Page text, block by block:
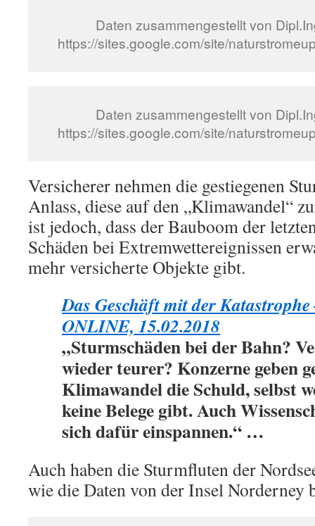
Daten zusammengestellt von
https://sites.google.com/site/
Daten zusammengestellt von
https://sites.google.com/site/
Versicherer nehmen die gestiegenen
Anlass, diese auf den „Klimawandel“
ist jedoch, dass der Bauboom der
Schäden bei Extremwettereignissen
mehr versicherte Objekte gibt.
Das Geschäft mit der
ONLINE, 15.02.2018
„Sturmschäden bei der Bahn?
wieder teurer? Konzerne geben
Klimawandel die Schuld, selbst
keine Belege gibt. Auch
sich dafür einspannen.“ …
Auch haben die Sturmfluten der
wie die Daten von der Insel Norderney